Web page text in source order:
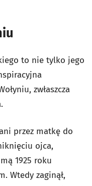
to nie tylko jego
zwłaszcza
przez matkę do
ojca,
1925 roku
Wtedy zaginął,